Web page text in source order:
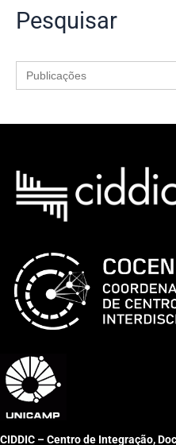
Pesquisar
Search
for:
CIDDIC – Centro de Integração,